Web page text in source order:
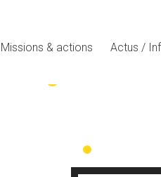
Missions & actions Actus /